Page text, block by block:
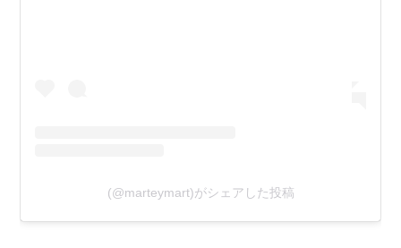
(@marteymart)がシェアした投稿